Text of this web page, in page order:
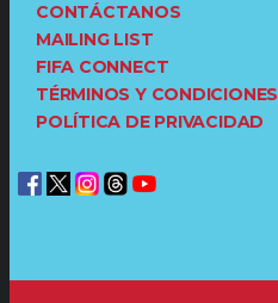
CONTÁCTANOS
MAILING LIST
FIFA CONNECT
TÉRMINOS Y CONDICIONES
POLÍTICA DE PRIVACIDAD